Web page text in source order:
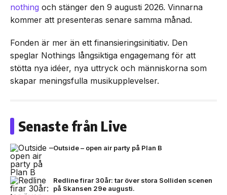
nothing och stänger den 9 augusti 2026. Vinnarna
kommer att presenteras senare samma månad.
Fonden är mer än ett finansieringsinitiativ. Den
speglar Nothings långsiktiga engagemang för att
stötta nya idéer, nya uttryck och människorna som
skapar meningsfulla musikupplevelser.
Senaste från Live
Outside – open air party på Plan B
Redline firar 30år: tar över stora Solliden scenen
på Skansen 29e augusti.